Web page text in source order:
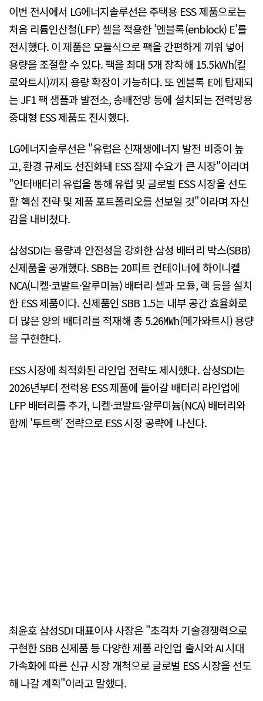
이번 전시에서 LG에너지솔루션은 주택용 ESS 제품으로는
처음 리튬인산철(LFP) 셀을 적용한 '엔블록(enblock) E'를
전시했다. 이 제품은 모듈식으로 팩을 간편하게 끼워 넣어
용량을 조절할 수 있다. 팩을 최대 5개 장착해 15.5kWh(킬
로와트시)까지 용량 확장이 가능하다. 또 엔블록 E에 탑재되
는 JF1 팩 샘플과 발전소, 송배전망 등에 설치되는 전력망용
중대형 ESS 제품도 전시했다.
LG에너지솔루션은 "유럽은 신재생에너지 발전 비중이 높
고, 환경 규제도 선진화돼 ESS 잠재 수요가 큰 시장"이라며
"인터배터리 유럽을 통해 유럽 및 글로벌 ESS 시장을 선도
할 핵심 전략 및 제품 포트폴리오를 선보일 것"이라며 자신
감을 내비쳤다.
삼성SDI는 용량과 안전성을 강화한 삼성 배터리 박스(SBB)
신제품을 공개했다. SBB는 20피트 컨테이너에 하이니켈
NCA(니켈·코발트·알루미늄) 배터리 셀과 모듈, 랙 등을 설치
한 ESS 제품이다. 신제품인 SBB 1.5는 내부 공간 효율화로
더 많은 양의 배터리를 적재해 총 5.26㎿h(메가와트시) 용량
을 구현한다.
ESS 시장에 최적화된 라인업 전략도 제시했다. 삼성SDI는
2026년부터 전력용 ESS 제품에 들어갈 배터리 라인업에
LFP 배터리를 추가, 니켈·코발트·알루미늄(NCA) 배터리와
함께 '투트랙' 전략으로 ESS 시장 공략에 나선다.
최윤호 삼성SDI 대표이사 사장은 "초격차 기술경쟁력으로
구현한 SBB 신제품 등 다양한 제품 라인업 출시와 AI 시대
가속화에 따른 신규 시장 개척으로 글로벌 ESS 시장을 선도
해 나갈 계획"이라고 말했다.